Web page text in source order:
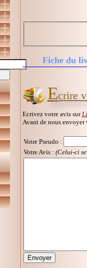
Fiche du
Ecrire
Ecrivez votre avis sur
Avant de nous
Votre Pseudo :
Votre Avis : (Celui-ci